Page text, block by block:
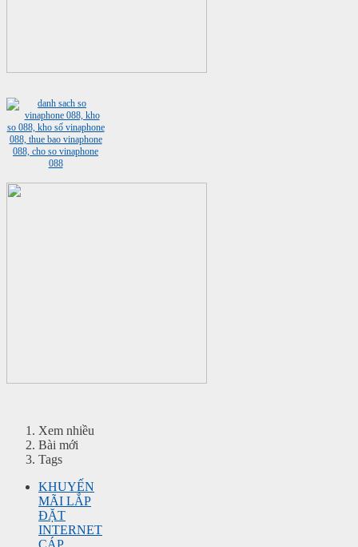
Xem nhiều
Bài mới
Tags
KHUYẾN
MÃI LẮP
ĐẶT
INTERNET